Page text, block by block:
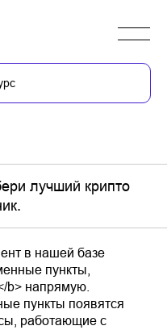
лучший крипто
в нашей базе
пункты,
напрямую.
пункты появятся
работающие с